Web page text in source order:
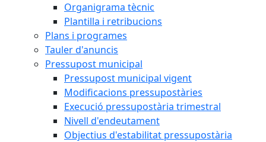
Organigrama tècnic
Plantilla i retribucions
Plans i programes
Tauler d'anuncis
Pressupost municipal
Pressupost municipal vigent
Modificacions pressupostàries
Execució pressupostària trimestral
Nivell d'endeutament
Objectius d'estabilitat pressupostària